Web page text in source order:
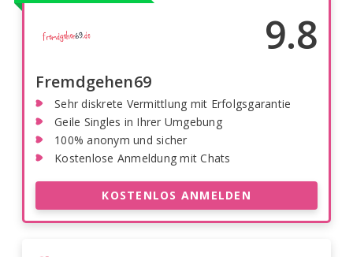
9.8
Fremdgehen69
Sehr diskrete Vermittlung mit Erfolgsgarantie
Geile Singles in Ihrer Umgebung
100% anonym und sicher
Kostenlose Anmeldung mit Chats
KOSTENLOS ANMELDEN